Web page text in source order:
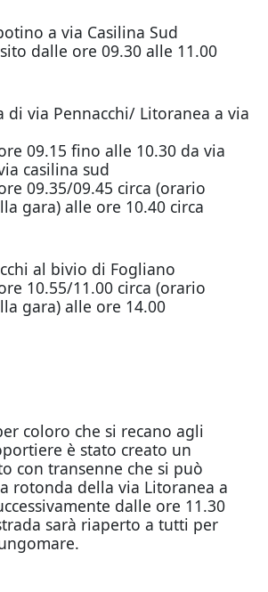
a via Casilina Sud
dalle ore 09.30 alle 11.00
di via Pennacchi/ Litoranea a via
09.15 fino alle 10.30 da via
casilina sud
09.35/09.45 circa (orario
gara) alle ore 10.40 circa
al bivio di Fogliano
10.55/11.00 circa (orario
gara) alle ore 14.00
coloro che si recano agli
è stato creato un
con transenne che si può
rotonda della via Litoranea a
dalle ore 11.30
sarà riaperto a tutti per